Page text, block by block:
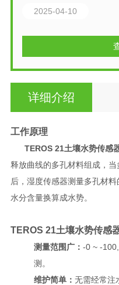
2025-04-10
详细介绍
工作原理
TEROS 21土壤水势传感
释放曲线的多孔材料组成，
后，湿度传感器测量多孔材
水分含量换算成水势。
TEROS 21土壤水势传感
测量范围广： -0 ~ -
测。
维护简单： 无需经常注